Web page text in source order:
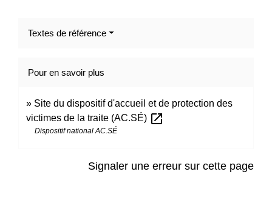
Textes de référence
Pour en savoir plus
Site du dispositif d'accueil et de protection des
victimes de la traite (AC.SÉ) open_in_new
Dispositif national AC.SÉ
Signaler une erreur sur cette page